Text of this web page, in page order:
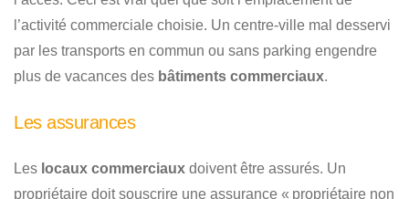
l’activité commerciale choisie. Un centre-ville mal desservi
par les transports en commun ou sans parking engendre
plus de vacances des bâtiments commerciaux.
Les assurances
Les locaux commerciaux doivent être assurés. Un
propriétaire doit souscrire une assurance « propriétaire non